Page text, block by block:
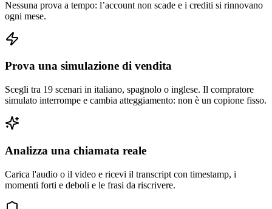
Nessuna prova a tempo: l’account non scade e i crediti si rinnovano
ogni mese.
Prova una simulazione di vendita
Scegli tra 19 scenari in italiano, spagnolo o inglese. Il compratore
simulato interrompe e cambia atteggiamento: non è un copione fisso.
Analizza una chiamata reale
Carica l'audio o il video e ricevi il transcript con timestamp, i
momenti forti e deboli e le frasi da riscrivere.